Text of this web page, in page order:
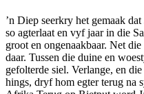
’n Diep seerkry het gemaak
so agterlaat en vyf jaar in die
groot en ongenaakbaar. Net
daar. Tussen die duine en
gefolterde siel. Verlange, en
hings, dryf hom egter terug na